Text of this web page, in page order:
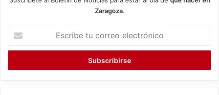
Zaragoza.
c
i
b